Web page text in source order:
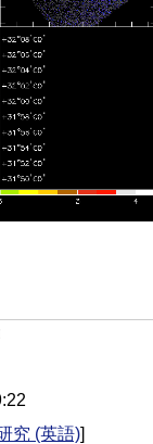
究 (英語)]